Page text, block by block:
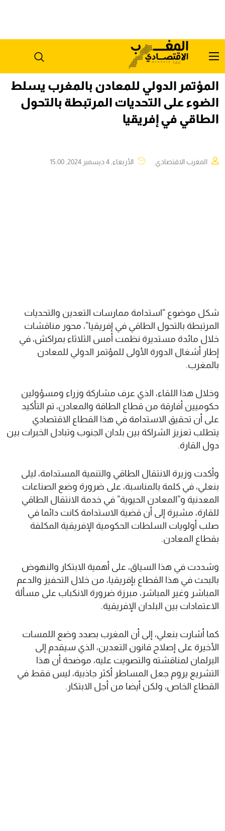
المؤتمر الدولي للمعادن بالمغرب يسلط
الضوء على التحديات المرتبطة بالتحول
الطاقي في إفريقيا
المغرب الاقتصادي الأربعاء, 4 ديسمبر 2024, 15:00
شكل موضوع “استدامة ممارسات التعدين والتحديات
المرتبطة بالتحول الطاقي في إفريقيا”، محور مناقشات
خلال مائدة مستديرة نظمت أمس الثلاثاء بمراكش، في
إطار أشغال الدورة الأولى للمؤتمر الدولي للمعادن
بالمغرب.
وخلال هذا اللقاء، الذي عرف مشاركة وزراء ومسؤولين
حكوميين أفارقة من قطاع الطاقة والمعادن، تم التأكيد
على أن تحقيق الاستدامة في هذا القطاع الاقتصادي
يتطلب تعزيز الشراكة بين بلدان الجنوب وتبادل الخبرات بين
دول القارة.
وأكدت وزيرة الانتقال الطاقي والتنمية المستدامة، ليلى
بنعلي، في كلمة بالمناسبة، على ضرورة وضع الصناعات
المعدنية و”المعادن الحيوية” في خدمة الانتقال الطاقي
للقارة، مشيرة إلى أن قضية الاستدامة كانت دائما في
صلب أولويات السلطات الحكومية الإفريقية المكلفة
بقطاع المعادن.
وشددت في هذا السياق، على أهمية الابتكار والنهوض
بالبحث في هذا القطاع بإفريقيا، من خلال التحفيز والدعم
المباشر وغير المباشر، مبرزة ضرورة الانكباب على مسألة
الاعتمادات بين البلدان الإفريقية.
كما أشارت بنعلي، إلى أن المغرب بصدد وضع اللمسات
الأخيرة على إصلاح قانون التعدين، الذي سيقدم إلى
البرلمان لمناقشته والتصويت عليه، موضحة أن هذا
التشريع يروم جعل المساطر أكثر جاذبية، ليس فقط في
القطاع الخاص، ولكن أيضا من أجل الابتكار.